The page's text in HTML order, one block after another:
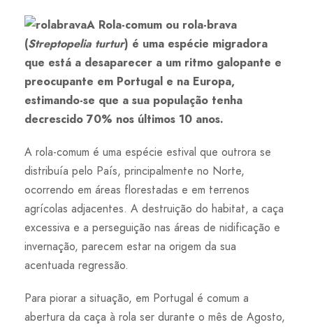
A Rola-comum ou rola-brava
(Streptopelia turtur) é uma espécie migradora
que está a desaparecer a um ritmo galopante e
preocupante em Portugal e na Europa,
estimando-se que a sua população tenha
decrescido 70% nos últimos 10 anos.
A rola-comum é uma espécie estival que outrora se
distribuía pelo País, principalmente no Norte,
ocorrendo em áreas florestadas e em terrenos
agrícolas adjacentes. A destruição do habitat, a caça
excessiva e a perseguição nas áreas de nidificação e
invernação, parecem estar na origem da sua
acentuada regressão.
Para piorar a situação, em Portugal é comum a
abertura da caça à rola ser durante o mês de Agosto,